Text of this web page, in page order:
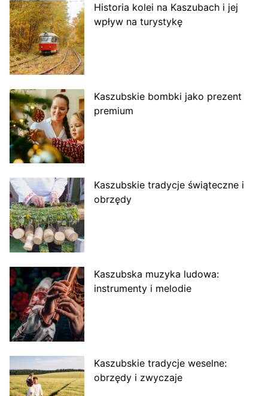
Historia kolei na Kaszubach i jej
wpływ na turystykę
Kaszubskie bombki jako prezent
premium
Kaszubskie tradycje świąteczne i
obrzędy
Kaszubska muzyka ludowa:
instrumenty i melodie
Kaszubskie tradycje weselne:
obrzędy i zwyczaje